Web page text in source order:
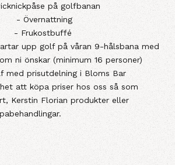
på golfbanan
- Övernattning
- Frukostbuffé
upp golf på våran 9-hålsbana med
ni önskar (minimum 16 personer)
med prisutdelning i Bloms Bar
att köpa priser hos oss så som
Kerstin Florian produkter eller